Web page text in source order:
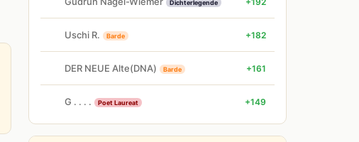
Dichterlegende
Uschi R. Barde +182
DER NEUE Alte(DNA) Barde +161
G . . . . Poet Laureat +149